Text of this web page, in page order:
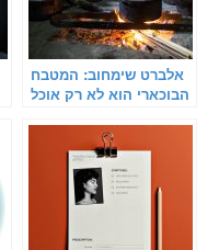
אלברט שימחוב: המטבח
הבוכארי הוא לא רק אוכל